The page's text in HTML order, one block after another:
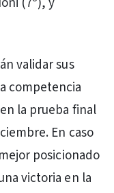
validar sus
competencia
la prueba final
En caso
posicionado
victoria en la